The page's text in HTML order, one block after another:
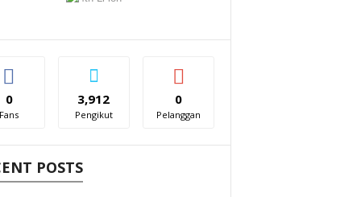
0
Fans
3,912
Pengikut
0
Pelanggan
POSTS